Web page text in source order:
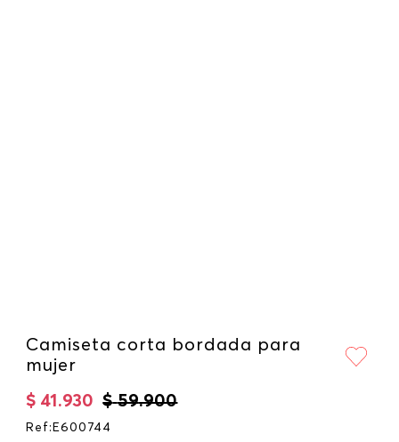
Camiseta corta bordada para
mujer
$ 59.900
$ 41 .930
Ref : E600744